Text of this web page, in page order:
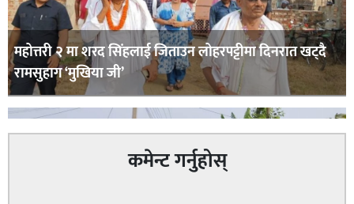
महोत्तरी २ मा शरद सिंहलाई जिताउन लोहरपट्टीमा दिनरात खट्दै
रामसुहाग ‘मुखिया जी’
कमेन्ट गर्नुहोस्